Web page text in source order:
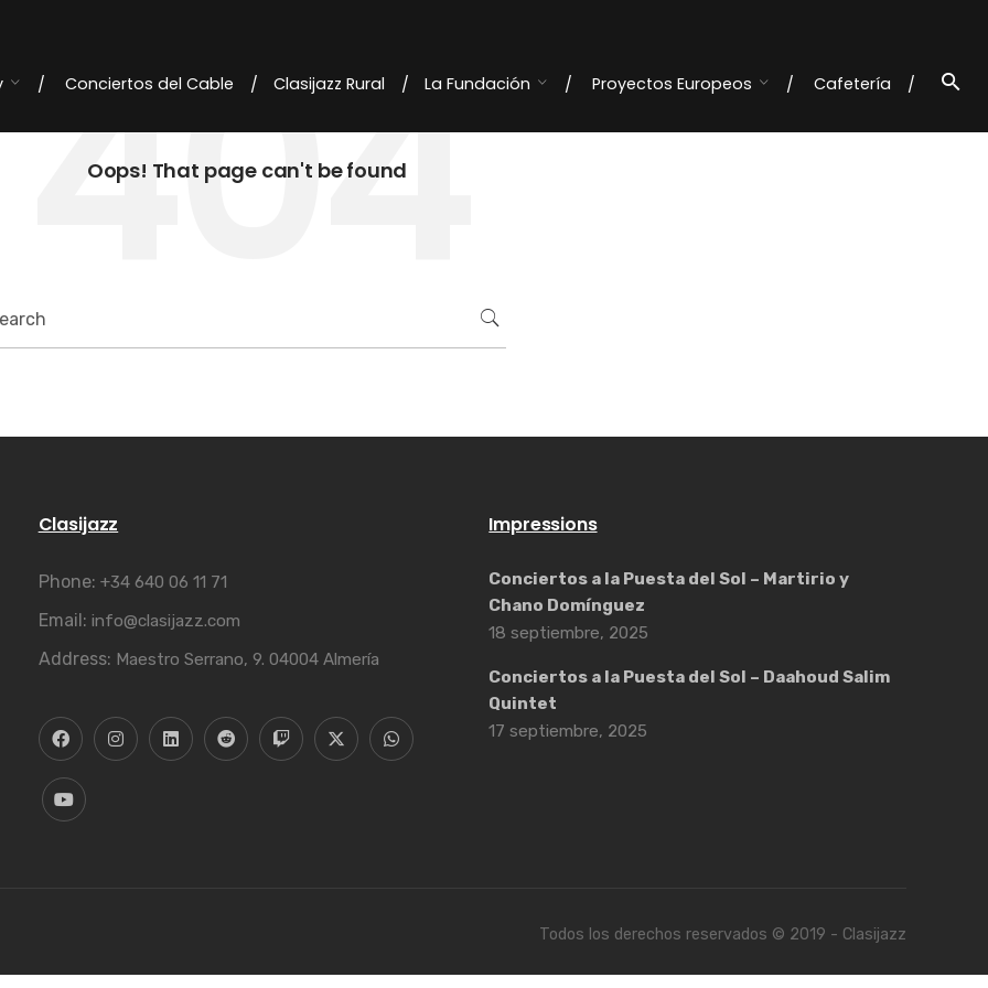
Conciertos del Cable Clasijazz Rural La Fundación Proyectos Europeos
Cafetería
404
Oops! That page can't be found
Clasijazz
Phone: +34 640 06 11 71
Email: info@clasijazz.com
Address: Maestro Serrano, 9. 04004 Almería
Impressions
Conciertos a la Puesta del Sol – Martirio y
Chano Domínguez
18 septiembre, 2025
Conciertos a la Puesta del Sol – Daahoud Salim
Quintet
17 septiembre, 2025
Todos los derechos reservados © 2019 - Clasijazz